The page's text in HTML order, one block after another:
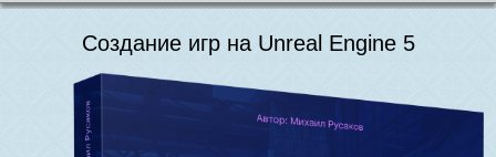
Создание игр на Unreal Engine 5